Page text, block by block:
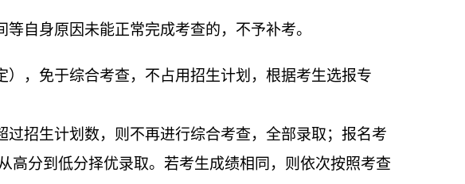
自身原因未能正常完成考查的，不予补考。
，免于综合考查，不占用招生计划，根据考生选报专
招生计划数，则不再进行综合考查，全部录取；报名考
高分到低分择优录取。若考生成绩相同，则依次按照考查